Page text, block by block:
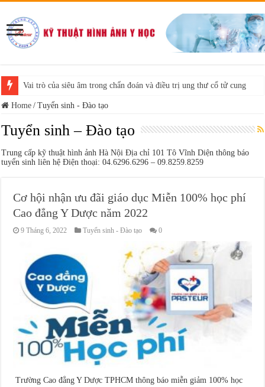
Vai trò của siêu âm trong chẩn đoán và điều trị ung thư cổ tử cung
Home / Tuyển sinh - Đào tạo
Tuyển sinh – Đào tạo
Trung cấp kỹ thuật hình ảnh Hà Nội Địa chỉ 101 Tô Vĩnh Diện thông báo
tuyển sinh liên hệ Điện thoại: 04.6296.6296 – 09.8259.8259
Cơ hội nhận ưu đãi giáo dục Miễn 100% học phí
Cao đẳng Y Dược năm 2022
9 Tháng 6, 2022 Tuyển sinh - Đào tạo 0
Trường Cao đẳng Y Dược TPHCM thông báo miễn giảm 100% học